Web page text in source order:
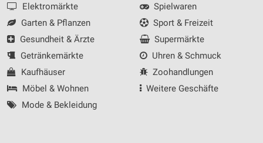
Elektromärkte
Garten & Pflanzen
Gesundheit & Ärzte
Getränkemärkte
Kaufhäuser
Möbel & Wohnen
Mode & Bekleidung
Spielwaren
Sport & Freizeit
Supermärkte
Uhren & Schmuck
Zoohandlungen
Weitere Geschäfte